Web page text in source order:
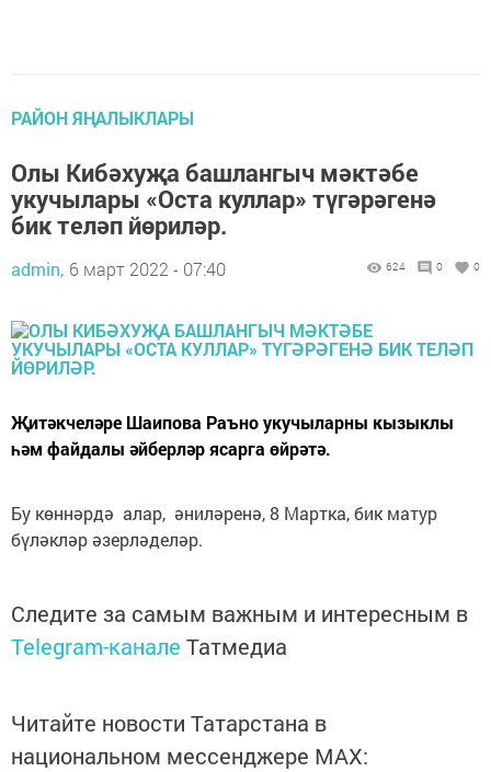
РАЙОН ЯҢАЛЫКЛАРЫ
Олы Кибәхуҗа башлангыч мәктәбе
укучылары «Оста куллар» түгәрәгенә
бик теләп йөриләр.
admin, 6 март 2022 - 07:40 624 0 0
Җитәкчеләре Шаипова Раъно укучыларны кызыклы
һәм файдалы әйберләр ясарга өйрәтә.
Бу көннәрдә алар, әниләренә, 8 Мартка, бик матур
бүләкләр әзерләделәр.
Следите за самым важным и интересным в
Telegram-канале Татмедиа
Читайте новости Татарстана в
национальном мессенджере MАХ: